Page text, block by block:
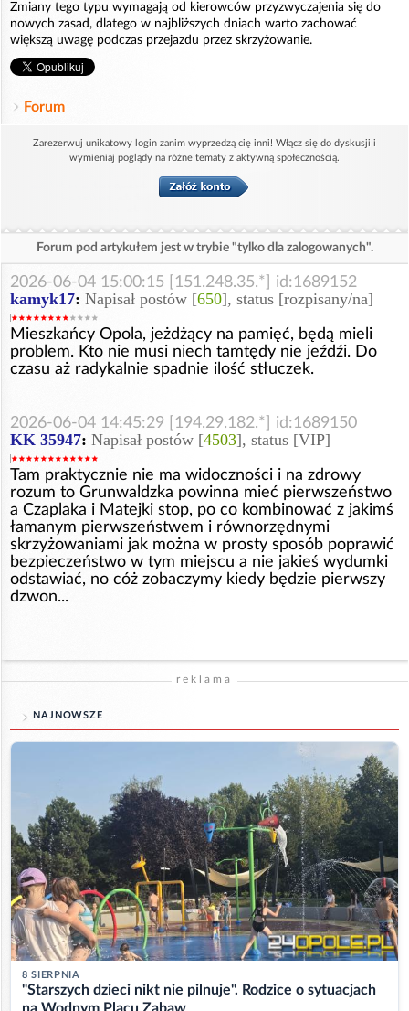
Zmiany tego typu wymagają od kierowców przyzwyczajenia się do
nowych zasad, dlatego w najbliższych dniach warto zachować
większą uwagę podczas przejazdu przez skrzyżowanie.
Forum
Zarezerwuj unikatowy login zanim wyprzedzą cię inni! Włącz się do dyskusji i
wymieniaj poglądy na różne tematy z aktywną społecznością.
Forum pod artykułem jest w trybie "tylko dla zalogowanych".
2026-06-04 15:00:15 [151.248.35.*] id:1689152
kamyk17: Napisał postów [650], status [rozpisany/na]
Mieszkańcy Opola, jeżdżący na pamięć, będą mieli
problem. Kto nie musi niech tamtędy nie jeźdźi. Do
czasu aż radykalnie spadnie ilość stłuczek.
2026-06-04 14:45:29 [194.29.182.*] id:1689150
KK 35947: Napisał postów [4503], status [VIP]
Tam praktycznie nie ma widoczności i na zdrowy
rozum to Grunwaldzka powinna mieć pierwszeństwo
a Czaplaka i Matejki stop, po co kombinować z jakimś
łamanym pierwszeństwem i równorzędnymi
skrzyżowaniami jak można w prosty sposób poprawić
bezpieczeństwo w tym miejscu a nie jakieś wydumki
odstawiać, no cóż zobaczymy kiedy będzie pierwszy
dzwon...
reklama
NAJNOWSZE
8 SIERPNIA
"Starszych dzieci nikt nie pilnuje". Rodzice o sytuacjach
na Wodnym Placu Zabaw